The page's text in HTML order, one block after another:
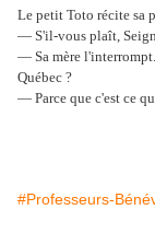
Le petit Toto récite sa
— S'il-vous plaît,
— Sa mère
Québec ?
— Parce que c'est ce
#Professeurs-